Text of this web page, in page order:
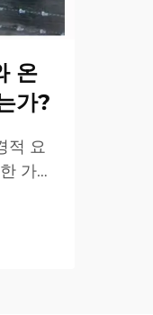
온
가?
적 요
가장
인해